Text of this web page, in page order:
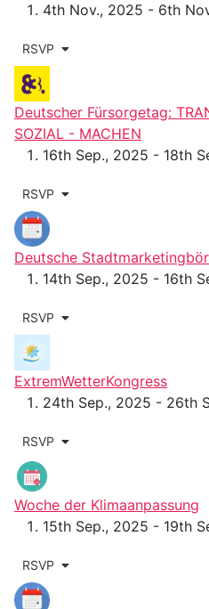
4th Nov., 2025 - 6th
RSVP
Deutscher Fürsorgetag:
SOZIAL - MACHEN
16th Sep., 2025 - 18th
RSVP
Deutsche
14th Sep., 2025 - 16th
RSVP
ExtremWetterKongress
24th Sep., 2025 - 26th
RSVP
Woche der Klimaanpassung
15th Sep., 2025 - 19th
RSVP